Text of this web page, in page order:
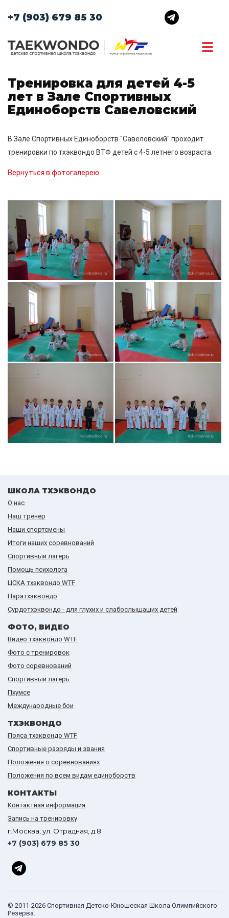
+7 (903) 679 85 30
Тренировка для детей 4-5
лет в Зале Спортивных
Единоборств Савеловский
В Зале Спортивных Единоборств "Савеловский" проходит
тренировки по тхэквондо ВТФ детей с 4-5 летнего возраста.
Вернуться в фотогалерею
ШКОЛА ТХЭКВОНДО
О нас
Наш тренер
Наши спортсмены
Итоги наших cоревнований
Спортивный лагерь
Помощь психолога
ЦСКА тхэквондо WTF
Паратхэквондо
Сурдотхэквондо - для глухих и слабослышащих детей
ФОТО, ВИДЕО
Видео тхэквондо WTF
Фото с тренировок
Фото соревнований
Спортивный лагерь
Пхумсе
Международные бои
ТХЭКВОНДО
Пояса тхэквондо WTF
Спортивные разряды и звания
Положения о соревнованиях
Положения по всем видам единоборств
КОНТАКТЫ
Контактная информация
Запись на тренировку
г.Москва, ул. Отрадная, д.8
+7 (903) 679 85 30
© 2011-2026 Спортивная Детско-Юношеская Школа Олимпийского
Резерва.